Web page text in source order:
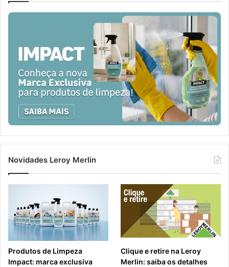
Novidades Leroy Merlin
Produtos de Limpeza
Impact: marca exclusiva
Clique e retire na Leroy
Merlin: saiba os detalhes